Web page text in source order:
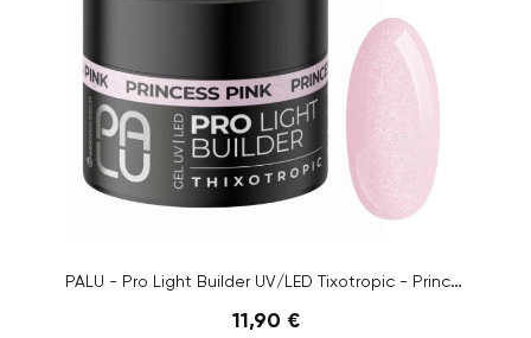
PALU - Pro Light Builder UV/LED Tixotropic - Princess Pink, 45g
11,90 €